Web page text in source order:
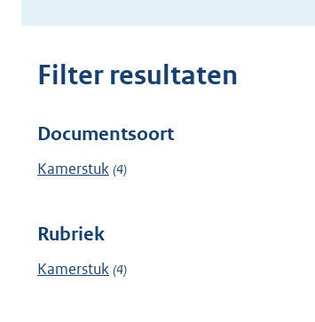
in
Filter resultaten
Filter
resultaten
Documentsoort
Kamerstuk (4)
Rubriek
Kamerstuk (4)